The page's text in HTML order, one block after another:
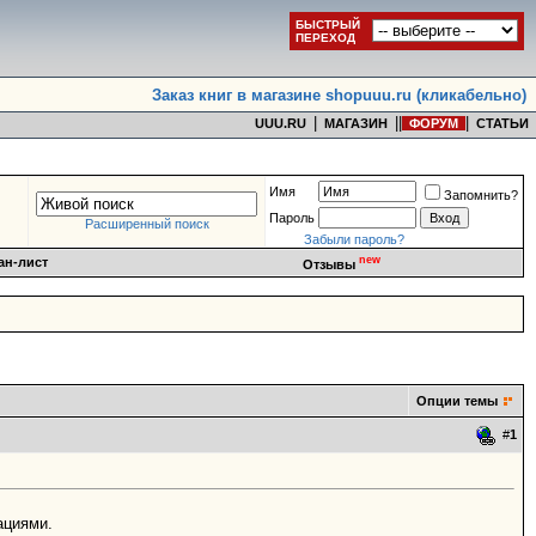
БЫСТРЫЙ
ПЕРЕХОД
Заказ книг в магазине shopuuu.ru (кликабельно)
UUU.RU МАГАЗИН ФОРУМ СТАТЬИ
Расширенный поиск
Имя
Запомнить?
Пароль
Забыли пароль?
лист
Отзывы new
Опции темы
#1